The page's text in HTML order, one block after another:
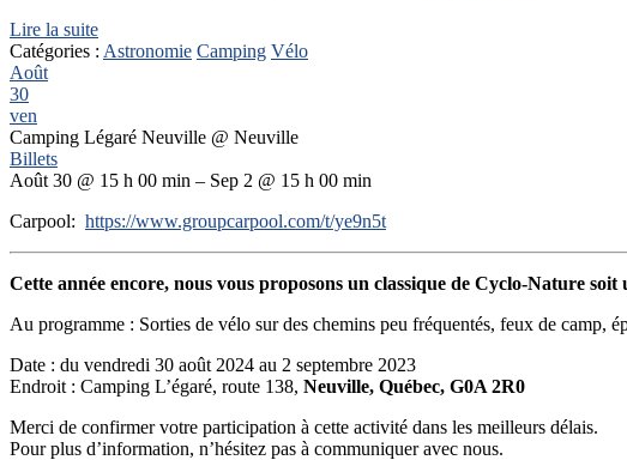
Lire la suite
Catégories : Astronomie Camping Vélo
Août
30
ven
Camping Légaré Neuville @ Neuville
Billets
Août 30 @ 15 h 00 min – Sep 2 @ 15 h 00 min
Carpool: https://www.groupcarpool.com/t/ye9n5t
Cette année encore, nous vous proposons un classique de Cyclo-Nature soit
Au programme : Sorties de vélo sur des chemins peu fréquentés, feux de camp,
Date : du vendredi 30 août 2024 au 2 septembre 2023
Endroit : Camping L’égaré, route 138, Neuville, Québec, G0A 2R0
Merci de confirmer votre participation à cette activité dans les meilleurs délais.
Pour plus d’information, n’hésitez pas à communiquer avec nous.